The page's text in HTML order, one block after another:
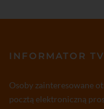
INFORMATOR
Osoby zainteresowane
pocztą elektroniczną